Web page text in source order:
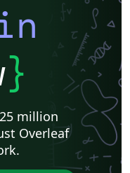
}
million
Overleaf